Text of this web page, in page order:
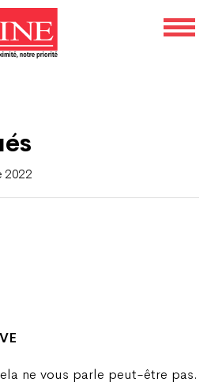
2022
ne vous parle peut-être pas.